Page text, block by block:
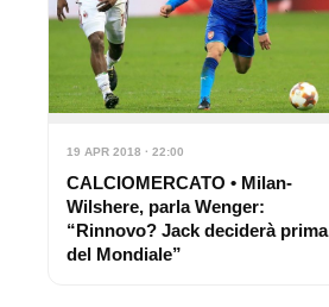
19 APR 2018 · 22:00
CALCIOMERCATO • Milan-
Wilshere, parla Wenger:
“Rinnovo? Jack deciderà prima
del Mondiale”